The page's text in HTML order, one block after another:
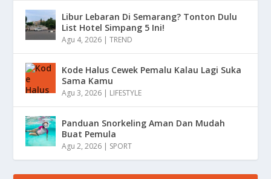
Libur Lebaran Di Semarang? Tonton Dulu
List Hotel Simpang 5 Ini!
Agu 4, 2026 |TREND
Kode Halus Cewek Pemalu Kalau Lagi Suka
Sama Kamu
Agu 3, 2026 | LIFESTYLE
Panduan Snorkeling Aman Dan Mudah
Buat Pemula
Agu 2, 2026 | SPORT